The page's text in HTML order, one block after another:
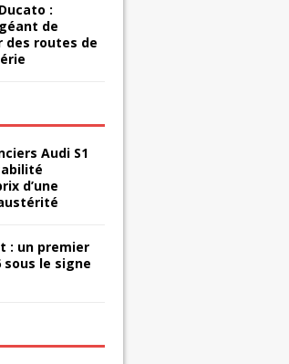
:
géant de
des routes de
Audi S1
d’une
: un premier
sous le signe